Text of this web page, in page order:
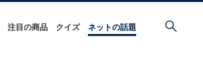
注目の商品 クイズ ネットの話題